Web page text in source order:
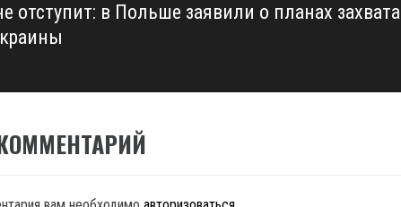
отступит: в Польше заявили о планах захвата